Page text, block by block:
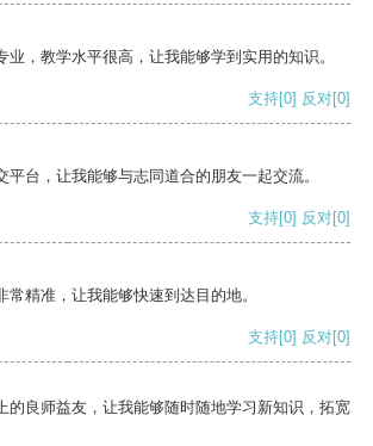
业，教学水平很高，让我能够学到实用的知识。
支持[0] 反对[0]
平台，让我能够与志同道合的朋友一起交流。
支持[0] 反对[0]
常精准，让我能够快速到达目的地。
支持[0] 反对[0]
的良师益友，让我能够随时随地学习新知识，拓宽